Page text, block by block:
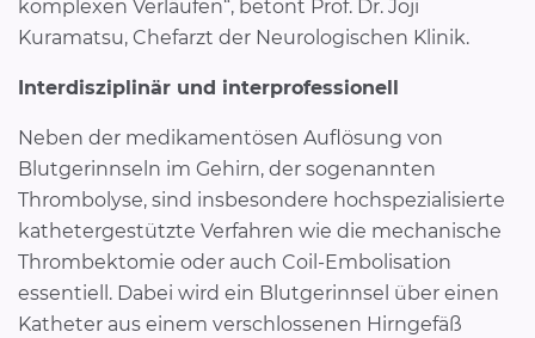
komplexen Verläufen“, betont Prof. Dr. Joji
Kuramatsu, Chefarzt der Neurologischen Klinik.
Interdisziplinär und interprofessionell
Neben der medikamentösen Auflösung von
Blutgerinnseln im Gehirn, der sogenannten
Thrombolyse, sind insbesondere hochspezialisierte
kathetergestützte Verfahren wie die mechanische
Thrombektomie oder auch Coil-Embolisation
essentiell. Dabei wird ein Blutgerinnsel über einen
Katheter aus einem verschlossenen Hirngefäß